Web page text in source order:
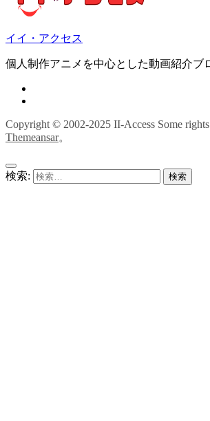
イイ・アクセス
個人制作アニメを中心とした動画紹介ブ
Copyright © 2002-2025 II-Access Some rights
Themeansar。
検索: